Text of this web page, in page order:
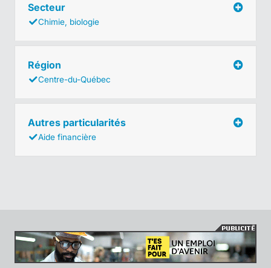
Secteur
Chimie, biologie
Région
Centre-du-Québec
Autres particularités
Aide financière